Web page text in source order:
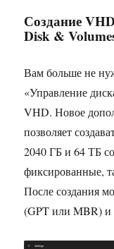
Создание
Disk &
Вам больше не
«Управление
VHD. Новое
позволяет
2040 ГБ и 64 ТБ
фиксированные,
После создания
(GPT или MBR) и